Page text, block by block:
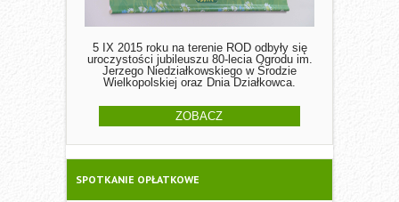
5 IX 2015 roku na terenie ROD odbyły się
uroczystości jubileuszu 80-lecia Ogrodu im.
Jerzego Niedziałkowskiego w Środzie
Wielkopolskiej oraz Dnia Działkowca.
ZOBACZ
SPOTKANIE OPŁATKOWE